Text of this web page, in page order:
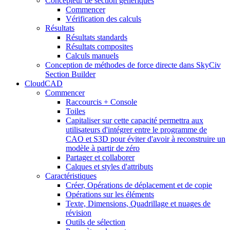
Commencer
Vérification des calculs
Résultats
Résultats standards
Résultats composites
Calculs manuels
Conception de méthodes de force directe dans SkyCiv
Section Builder
CloudCAD
Commencer
Raccourcis + Console
Toiles
Capitaliser sur cette capacité permettra aux
utilisateurs d'intégrer entre le programme de
CAO et S3D pour éviter d'avoir à reconstruire un
modèle à partir de zéro
Partager et collaborer
Calques et styles d'attributs
Caractéristiques
Créer, Opérations de déplacement et de copie
Opérations sur les éléments
Texte, Dimensions, Quadrillage et nuages ​​de
révision
Outils de sélection